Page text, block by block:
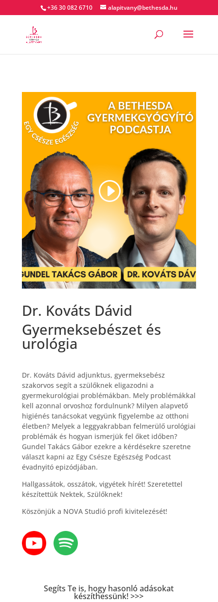
+36 30 082 6710 alapitvany@bethesda.hu
Dr. Kováts Dávid
Gyermeksebészet és
urológia
Dr. Kováts Dávid adjunktus, gyermeksebész
szakorvos segít a szülőknek eligazodni a
gyermekurológiai problémákban. Mely problémákkal
kell azonnal orvoshoz fordulnunk? Milyen alapvető
higiénés tanácsokat vegyünk figyelembe az otthoni
életben? Melyek a leggyakrabban felmerülő urológiai
problémák és hogyan ismerjük fel őket időben?
Gundel Takács Gábor ezekre a kérdésekre szeretne
választ kapni az Egy Csésze Egészség Podcast
évadnyitó epizódjában.
Hallgassátok, osszátok, vigyétek hírét! Szeretettel
készítettük Nektek, Szülőknek!
Köszönjük a NOVA Studió profi kivitelezését!
Segíts Te is, hogy hasonló adásokat
készíthessünk! >>>